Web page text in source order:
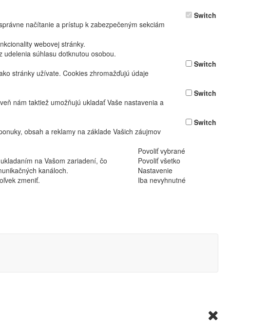
načítanie a prístup k zabezpečeným sekciám
webovej stránky.
udelenia súhlasu dotknutou osobou.
Switch
stránky užívate. Cookies zhromažďujú údaje
Switch
nám taktiež umožňujú ukladať Vaše nastavenia a
Switch
obsah a reklamy na základe Vašich záujmov
Switch
Povoliť vybrané
na Vašom zariadení, čo
kanáloch.
zmeniť.
Povoliť všetko
Nastavenie
Iba nevyhnutné